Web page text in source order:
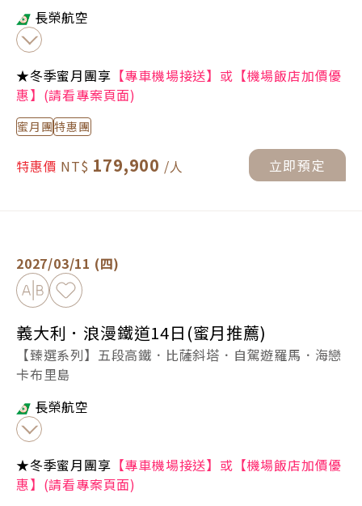
長榮航空
★冬季蜜月團享 【專車機場接送】或【機場飯店加價優
惠】(請看專案頁面)
蜜月團特惠團
特惠價 179,900 立即預定
2027/03/11 (四)
加入比較加入最愛
義大利．浪漫鐵道14日(蜜月推薦)
【臻選系列】五段高鐵．比薩斜塔．自駕遊羅馬．海戀
卡布里島
長榮航空
★冬季蜜月團享 【專車機場接送】或【機場飯店加價優
惠】(請看專案頁面)